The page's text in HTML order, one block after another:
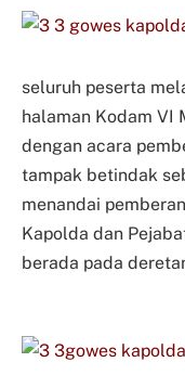
seluruh peserta
halaman Kodam VI
dengan acara
tampak betindak
menandai
Kapolda dan
berada pada